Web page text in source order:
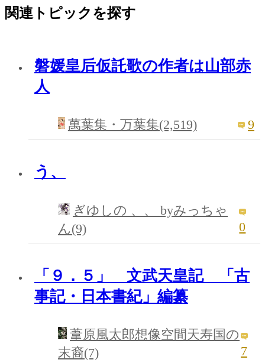
関連トピックを探す
磐媛皇后仮託歌の作者は山部赤
人
萬葉集・万葉集(2,519) 9
う、
ぎゆしの 、、 byみっちゃ
ん(9)
0
「９．５」 文武天皇記 「古
事記・日本書紀」編纂
葦原風太郎想像空間天寿国の
末裔(7)
7